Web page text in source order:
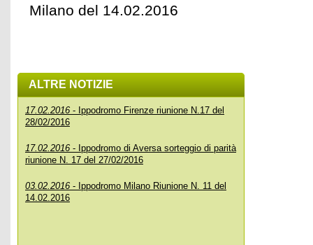
Milano del 14.02.2016
ALTRE NOTIZIE
17.02.2016 - Ippodromo Firenze riunione N.17 del
28/02/2016
17.02.2016 - Ippodromo di Aversa sorteggio di parità
riunione N. 17 del 27/02/2016
03.02.2016 - Ippodromo Milano Riunione N. 11 del
14.02.2016